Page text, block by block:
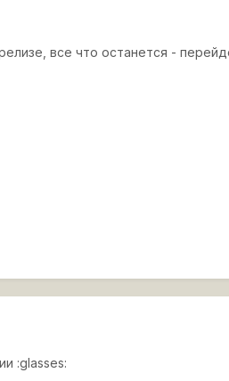
все что останется -
:glasses: